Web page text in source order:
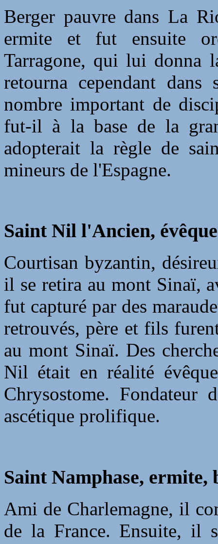
Berger pauvre dans La
ermite et fut ensuite
Tarragone, qui lui donna
retourna cependant
nombre important de
fut-il à la base de la
adopterait la règle de
mineurs de l'Espagne.
Saint Nil l'Ancien,
Courtisan byzantin,
il se retira au mont Sinaï,
fut capturé par des
retrouvés, père et fils
au mont Sinaï. Des
Nil était en réalité
Chrysostome.
ascétique prolifique.
Saint Namphase, ermite,
Ami de Charlemagne, il
de la France. Ensuite, il